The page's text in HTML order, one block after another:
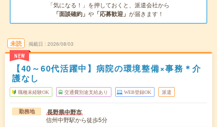
「気になる！」を押しておくと、派遣会社から
「面談確約」 や 「応募歓迎」 が届きます！
未読
NEW
掲載日 2026/08/03
【40～60代活躍中】病院の環境整備×事務＊介
護なし
職種未経験OK 交通費別途支給あり WEB登録OK 派遣
勤務地 長野県中野市
信州中野駅から徒歩5分